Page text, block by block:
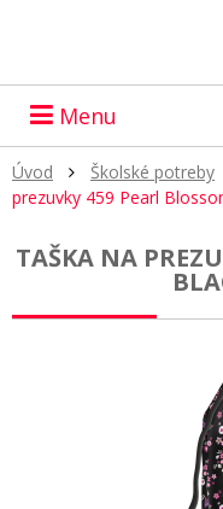
Menu
Úvod Školské potreby
prezuvky 459 Pearl
TAŠKA NA